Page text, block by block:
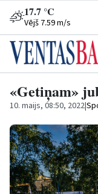
17.7 °C
Vējš 7.59 m/s
«Getiņam»
10. maijs, 08:50, 2022|